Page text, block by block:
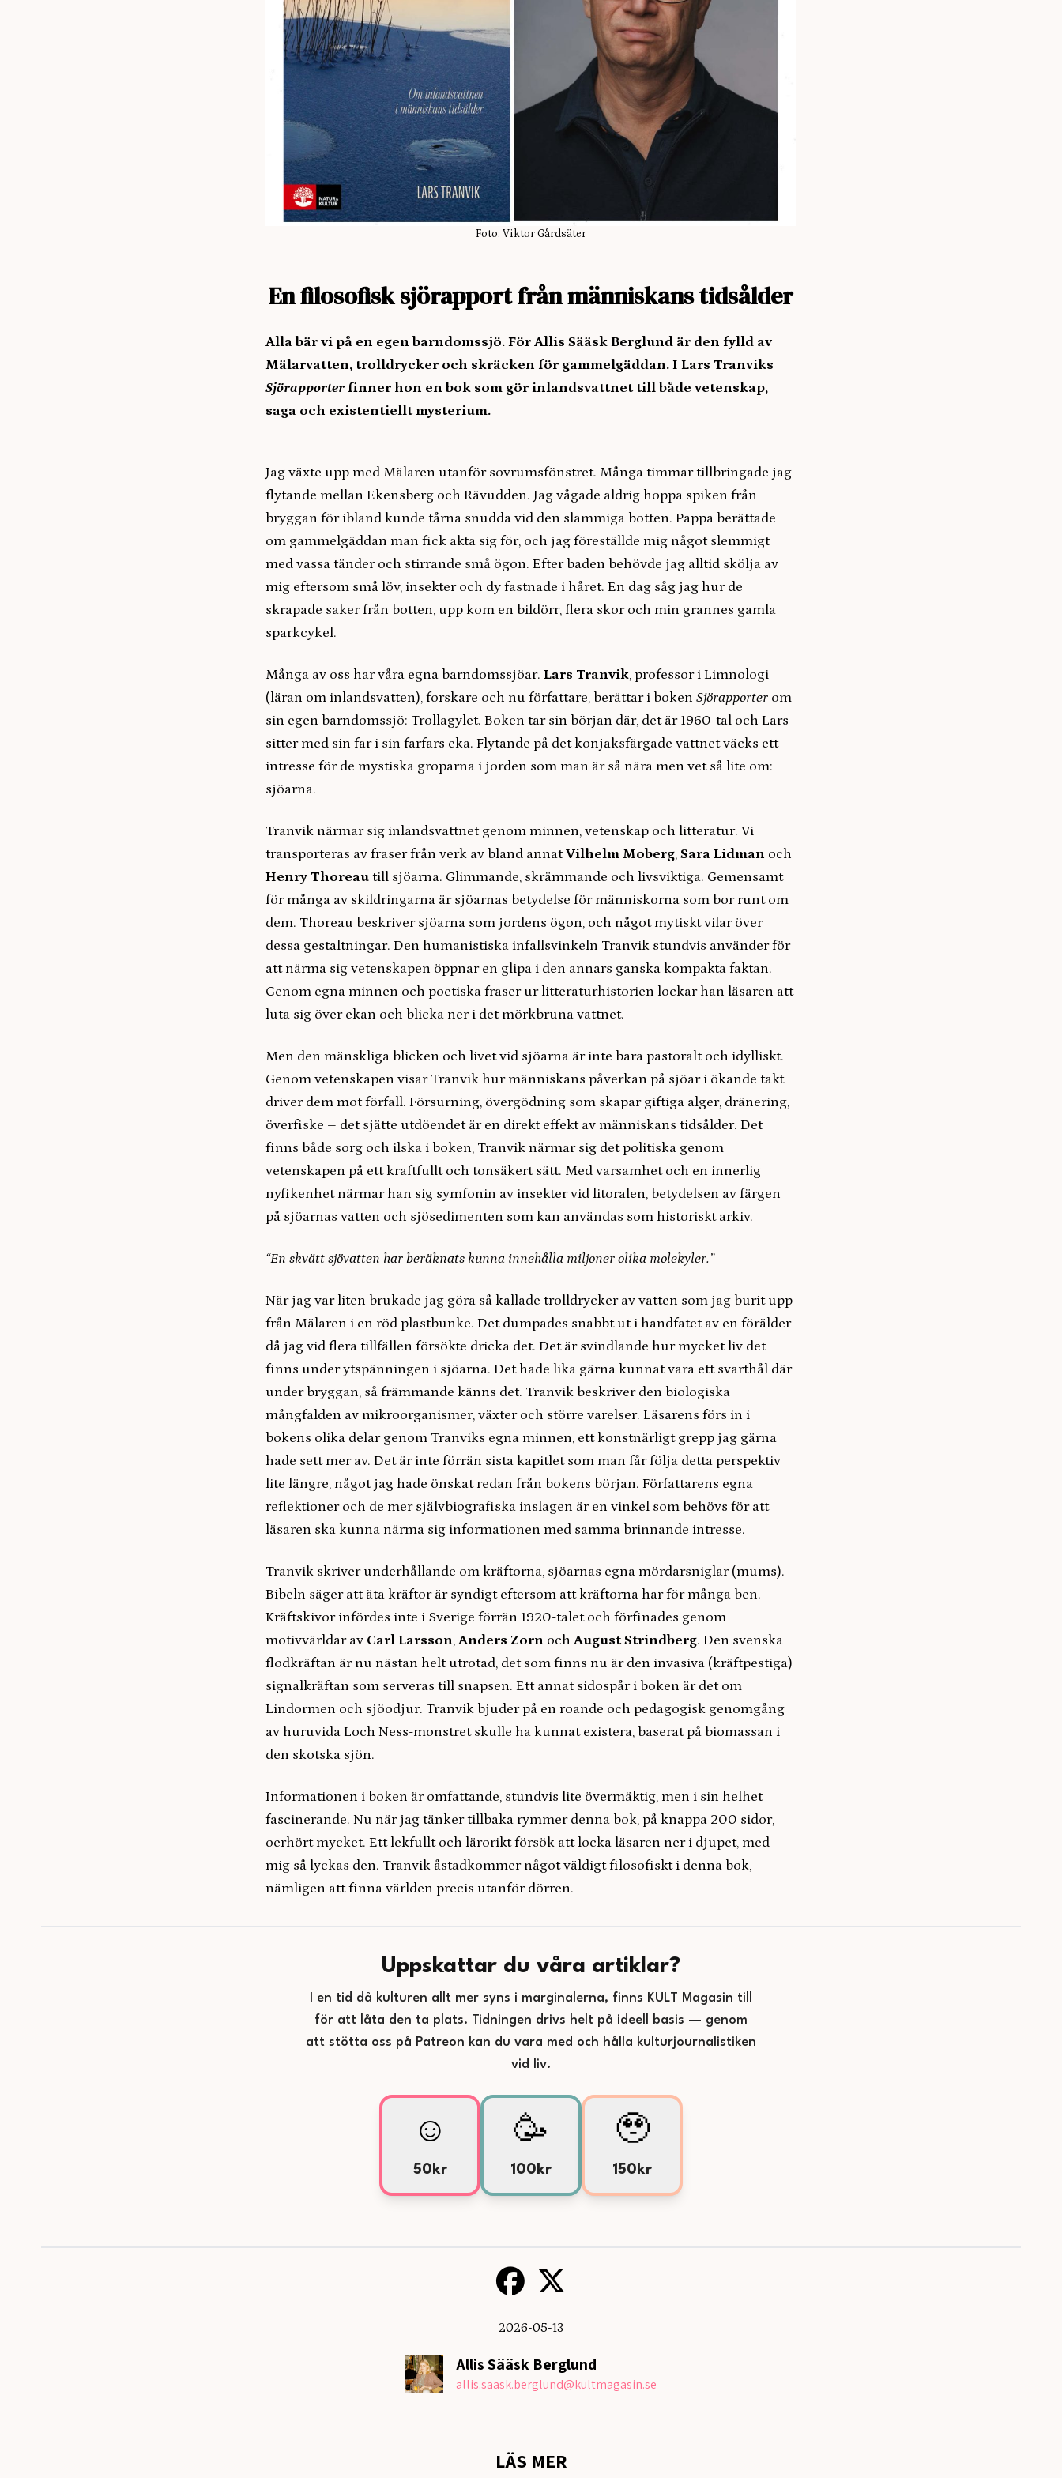
Foto: Viktor Gårdsäter
En filosofisk sjörapport från människans tidsålder
Alla bär vi på en egen barndomssjö. För Allis Sääsk Berglund är den fylld av
Mälarvatten, trolldrycker och skräcken för gammelgäddan. I Lars Tranviks
Sjörapporter finner hon en bok som gör inlandsvattnet till både vetenskap,
saga och existentiellt mysterium.
Jag växte upp med Mälaren utanför sovrumsfönstret. Många timmar tillbringade jag
flytande mellan Ekensberg och Rävudden. Jag vågade aldrig hoppa spiken från
bryggan för ibland kunde tårna snudda vid den slammiga botten. Pappa berättade
om gammelgäddan man fick akta sig för, och jag föreställde mig något slemmigt
med vassa tänder och stirrande små ögon. Efter baden behövde jag alltid skölja av
mig eftersom små löv, insekter och dy fastnade i håret. En dag såg jag hur de
skrapade saker från botten, upp kom en bildörr, flera skor och min grannes gamla
sparkcykel.
Många av oss har våra egna barndomssjöar. Lars Tranvik, professor i Limnologi
(läran om inlandsvatten), forskare och nu författare, berättar i boken Sjörapporter om
sin egen barndomssjö: Trollagylet. Boken tar sin början där, det är 1960-tal och Lars
sitter med sin far i sin farfars eka. Flytande på det konjaksfärgade vattnet väcks ett
intresse för de mystiska groparna i jorden som man är så nära men vet så lite om:
sjöarna.
Tranvik närmar sig inlandsvattnet genom minnen, vetenskap och litteratur. Vi
transporteras av fraser från verk av bland annatVilhelm Moberg, Sara Lidman och
Henry Thoreau till sjöarna. Glimmande, skrämmande och livsviktiga. Gemensamt
för många av skildringarna är sjöarnas betydelse för människorna som bor runt om
dem. Thoreau beskriver sjöarna som jordens ögon, och något mytiskt vilar över
dessa gestaltningar. Den humanistiska infallsvinkeln Tranvik stundvis använder för
att närma sig vetenskapen öppnar en glipa i den annars ganska kompakta faktan.
Genom egna minnen och poetiska fraser ur litteraturhistorien lockar han läsaren att
luta sig över ekan och blicka ner i det mörkbruna vattnet.
Men den mänskliga blicken och livet vid sjöarna är inte bara pastoralt och idylliskt.
Genom vetenskapen visar Tranvik hur människans påverkan på sjöar i ökande takt
driver dem mot förfall. Försurning, övergödning som skapar giftiga alger, dränering,
överfiske – det sjätte utdöendet är en direkt effekt av människans tidsålder. Det
finns både sorg och ilska i boken, Tranvik närmar sig det politiska genom
vetenskapen på ett kraftfullt och tonsäkert sätt. Med varsamhet och en innerlig
nyfikenhet närmar han sig symfonin av insekter vid litoralen, betydelsen av färgen
på sjöarnas vatten och sjösedimenten som kan användas som historiskt arkiv.
“En skvätt sjövatten har beräknats kunna innehålla miljoner olika molekyler.”
När jag var liten brukade jag göra så kallade trolldrycker av vatten som jag burit upp
från Mälaren i en röd plastbunke. Det dumpades snabbt ut i handfatet av en förälder
då jag vid flera tillfällen försökte dricka det. Det är svindlande hur mycket liv det
finns under ytspänningen i sjöarna. Det hade lika gärna kunnat vara ett svarthål där
under bryggan, så främmande känns det. Tranvik beskriver den biologiska
mångfalden av mikroorganismer, växter och större varelser. Läsarens förs in i
bokens olika delar genom Tranviks egna minnen, ett konstnärligt grepp jag gärna
hade sett mer av. Det är inte förrän sista kapitlet som man får följa detta perspektiv
lite längre, något jag hade önskat redan från bokens början. Författarens egna
reflektioner och de mer självbiografiska inslagen är en vinkel som behövs för att
läsaren ska kunna närma sig informationen med samma brinnande intresse.
Tranvik skriver underhållande om kräftorna, sjöarnas egna mördarsniglar (mums).
Bibeln säger att äta kräftor är syndigt eftersom att kräftorna har för många ben.
Kräftskivor infördes inte i Sverige förrän 1920-talet och förfinades genom
motivvärldar av Carl Larsson, Anders Zorn och August Strindberg. Den svenska
flodkräftan är nu nästan helt utrotad, det som finns nu är den invasiva (kräftpestiga)
signalkräftan som serveras till snapsen. Ett annat sidospår i boken är det om
Lindormen och sjöodjur. Tranvik bjuder på en roande och pedagogisk genomgång
av huruvida Loch Ness-monstret skulle ha kunnat existera, baserat på biomassan i
den skotska sjön.
Informationen i boken är omfattande, stundvis lite övermäktig, men i sin helhet
fascinerande. Nu när jag tänker tillbaka rymmer denna bok, på knappa 200 sidor,
oerhört mycket. Ett lekfullt och lärorikt försök att locka läsaren ner i djupet, med
mig så lyckas den. Tranvik åstadkommer något väldigt filosofiskt i denna bok,
nämligen att finna världen precis utanför dörren.
Uppskattar du våra artiklar?
I en tid då kulturen allt mer syns i marginalerna, finns KULT Magasin till
för att låta den ta plats. Tidningen drivs helt på ideell basis — genom
att stötta oss på Patreon kan du vara med och hålla kulturjournalistiken
vid liv.
☺️
50kr
🥳
100kr
🥹
150kr
2026-05-13
Allis Sääsk Berglund
allis.saask.berglund@kultmagasin.se
LÄS MER